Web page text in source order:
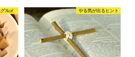
ルメ やる気が出るヒント